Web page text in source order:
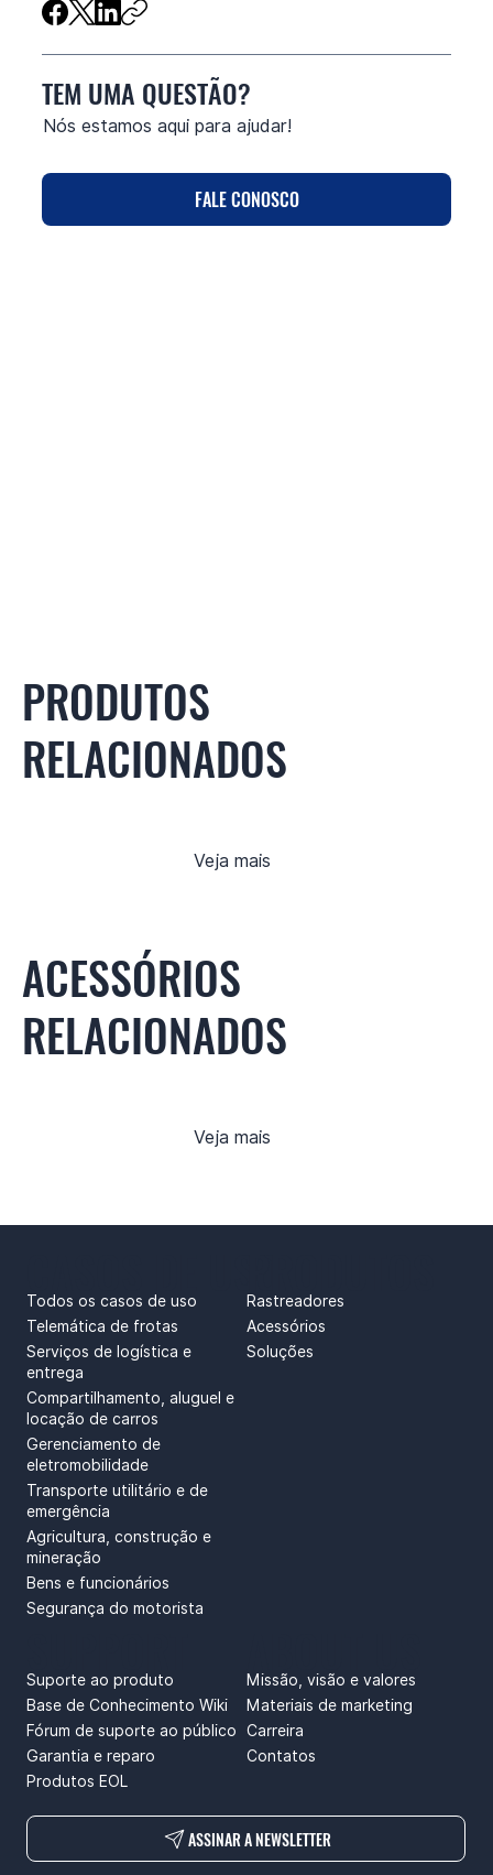
TEM UMA QUESTÃO?
Nós estamos aqui para ajudar!
FALE CONOSCO
PRODUTOS
RELACIONADOS
Veja mais
ACESSÓRIOS
RELACIONADOS
Veja mais
Todos os casos de uso
Telemática de frotas
Serviços de logística e
entrega
Compartilhamento, aluguel e
locação de carros
Gerenciamento de
eletromobilidade
Transporte utilitário e de
emergência
Agricultura, construção e
mineração
Bens e funcionários
Segurança do motorista
Rastreadores
Acessórios
Soluções
Missão, visão e valores
Materiais de marketing
Carreira
Contatos
Suporte ao produto
Base de Conhecimento Wiki
Fórum de suporte ao público
Garantia e reparo
Produtos EOL
ASSINAR A NEWSLETTER